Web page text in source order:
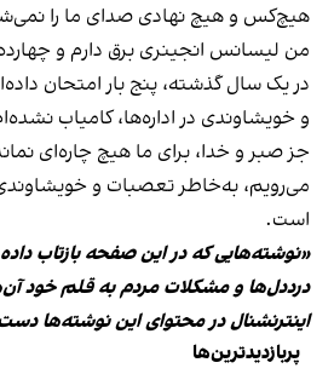
هیچ‌کس و هیچ نهادی صدای ما را
من لیسانس انجینری برق دارم و
در یک سال گذشته، پنج بار امتحان
و خویشاوندی در اداره‌ها، کامیاب
جز صبر و خدا، برای ما هیچ چاره‌ای
می‌رویم، به‌خاطر تعصبات و
است.
«نوشته‌هایی که در این صفحه بازتاب
درددل‌ها و مشکلات مردم به قلم خود
اینترنشنال در محتوای این نوشته‌ها
پربازدیدترین‌ها